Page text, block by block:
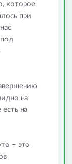
которое
при
под
на
на
– это